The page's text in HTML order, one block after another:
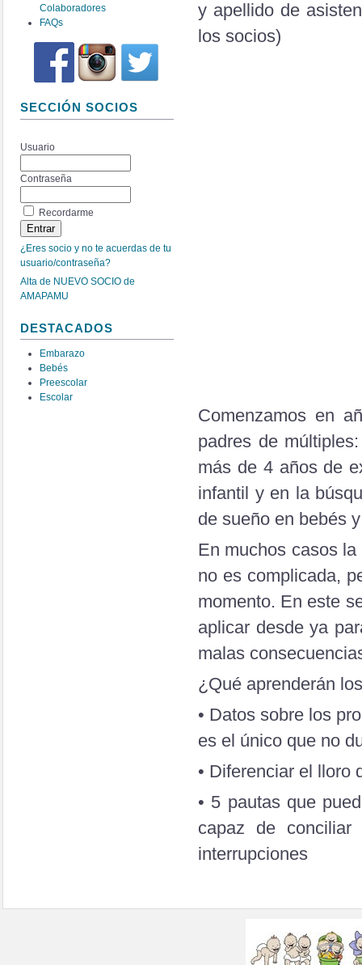
Colaboradores
FAQs
SECCIÓN SOCIOS
Usuario
Contraseña
Recordarme
¿Eres socio y no te acuerdas de tu
usuario/contraseña?
Alta de NUEVO SOCIO de
AMAPAMU
DESTACADOS
Embarazo
Bebés
Preescolar
Escolar
y apellido de
los socios)
Comenzamos en
padres de
más de 4 años de
infantil y en la
de sueño en bebés
En muchos casos
no es complicada,
momento. En este
aplicar desde ya
malas
¿Qué aprenderán
• Datos sobre los
es el único que no
• Diferenciar el lloro
• 5 pautas que
capaz de
interrupciones